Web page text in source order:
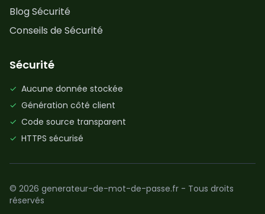
Blog Sécurité
Conseils de Sécurité
Sécurité
✓ Aucune donnée stockée
✓ Génération côté client
✓ Code source transparent
✓ HTTPS sécurisé
© 2026 generateur-de-mot-de-passe.fr - Tous droits
réservés